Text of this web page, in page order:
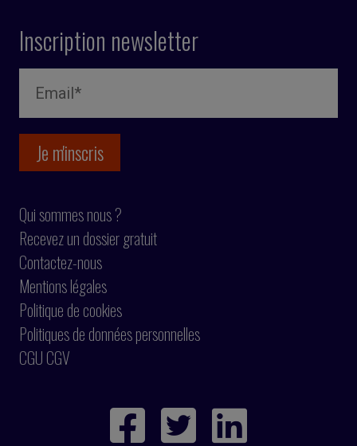
Inscription newsletter
Qui sommes nous ?
Recevez un dossier gratuit
Contactez-nous
Mentions légales
Politique de cookies
Politiques de données personnelles
CGU CGV